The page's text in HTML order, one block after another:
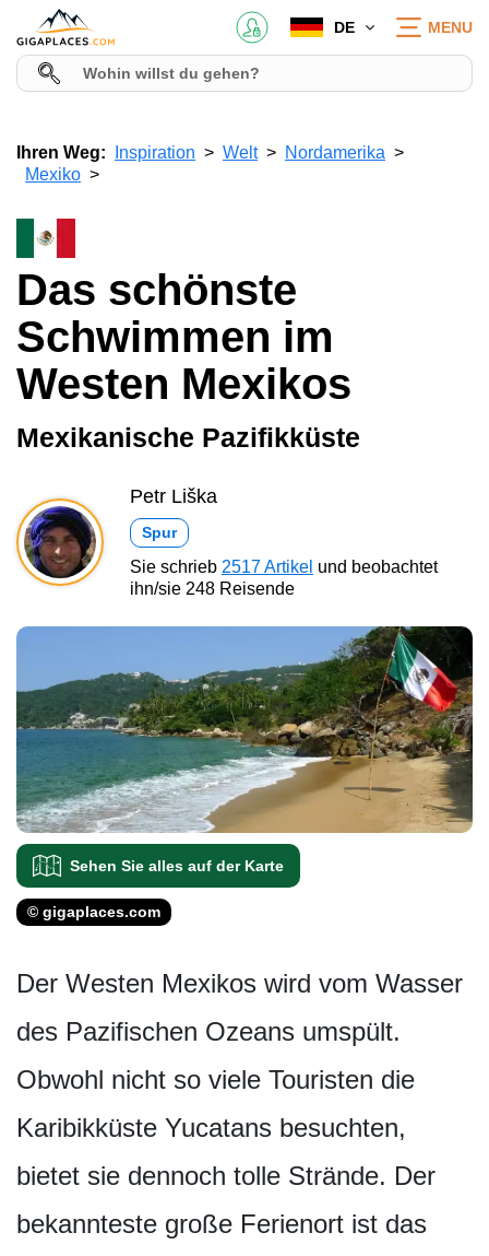
DE MENU
Ihren Weg: Inspiration Welt
Nordamerika
Mexiko
Das schönste
Schwimmen im
Westen Mexikos
Mexikanische Pazifikküste
Petr Liška
Spur
Sie schrieb 2517 Artikel und beobachtet
ihn/sie 248 Reisende
Sehen Sie alles auf der Karte
© gigaplaces.com
Der Westen Mexikos wird vom Wasser
des Pazifischen Ozeans umspült.
Obwohl nicht so viele Touristen die
Karibikküste Yucatans besuchten,
bietet sie dennoch tolle Strände. Der
bekannteste große Ferienort ist das